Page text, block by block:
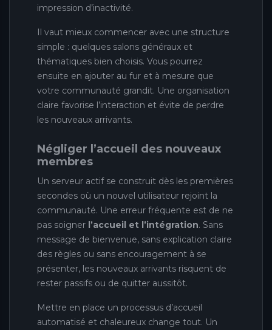
impression d’inactivité.
Il vaut mieux commencer avec une structure
simple : quelques salons généraux et
thématiques bien choisis. Vous pourrez
ensuite en ajouter au fur et à mesure que
votre communauté grandit. Une organisation
claire favorise l’interaction et évite de perdre
les nouveaux arrivants.
Négliger l’accueil des nouveaux
membres
Un serveur actif se construit dès les premières
secondes où un nouvel utilisateur rejoint la
communauté. Une erreur fréquente est de ne
pas soigner l’accueil et l’intégration. Sans
message de bienvenue, sans explication claire
des règles ou sans encouragement à se
présenter, les nouveaux arrivants risquent de
rester passifs ou de quitter aussitôt.
Mettre en place un processus d’accueil
automatisé et chaleureux change tout. Un